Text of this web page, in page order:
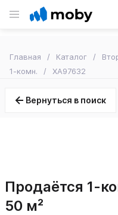
Главная Каталог
1-комн.
XA97632
Вернуться в поиск
Продаётся 1-
50 м²